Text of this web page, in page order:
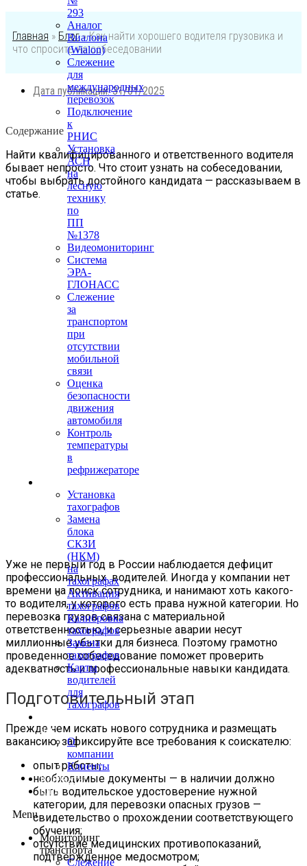
293
Аналог
Виалона
(Wialon)
Слежение
для
международных
перевозок
Подключение
к
РНИС
Установка
АСН
на
лесную
технику
по
ПП
№1378
Видеомониторинг
Система
ЭРА-
ГЛОНАСС
Слежение
за
транспортом
при
отсутствии
мобильной
связи
Оценка
безопасности
движения
автомобиля
Контроль
температуры
в
рефрижераторе
Установка
тахографов
Замена
блока
СКЗИ
(НКМ)
на
тахографах
Активация
тахографов
Калибровка
тахографов
Замена
тахографов
Карты
водителей
для
тахографов
нас
О
компании
Клиенты
Контакты
Блог
Menu
Мониторинг
транспорта
Слежение
Главная » Блог»Как найти хорошего водителя грузовика и
что спросить на собеседовании
Дата публикации:31/01/2025
Содержание
Найти квалифицированного и ответственного водителя
бывает непросто. Что стоит узнать на собеседовании,
чтобы выбрать достойного кандидата — рассказываем в
статье.
Уже не первый год в России наблюдается дефицит
профессиональных водителей. Иногда у компании нет
времени на поиск сотрудника, и нанимают хоть какого-
то водителя, у которого есть права нужной категории. Но
перевозка грузов связана с материальной
ответственностью, и серьезные аварии несут
миллионные убытки для бизнеса. Поэтому грамотно
проведенное собеседование поможет проверить
адекватность и профессиональные навыки кандидата.
Подготовительный этап
Прежде чем искать нового сотрудника и размещать
вакансию, зафиксируйте все требования к соискателю:
опыт работы;
необходимые документы — в наличии должно
быть водительское удостоверение нужной
категории, для перевозки опасных грузов —
свидетельство о прохождении соответствующего
обучения;
отсутствие медицинских противопоказаний,
подтвержденное медосмотром;